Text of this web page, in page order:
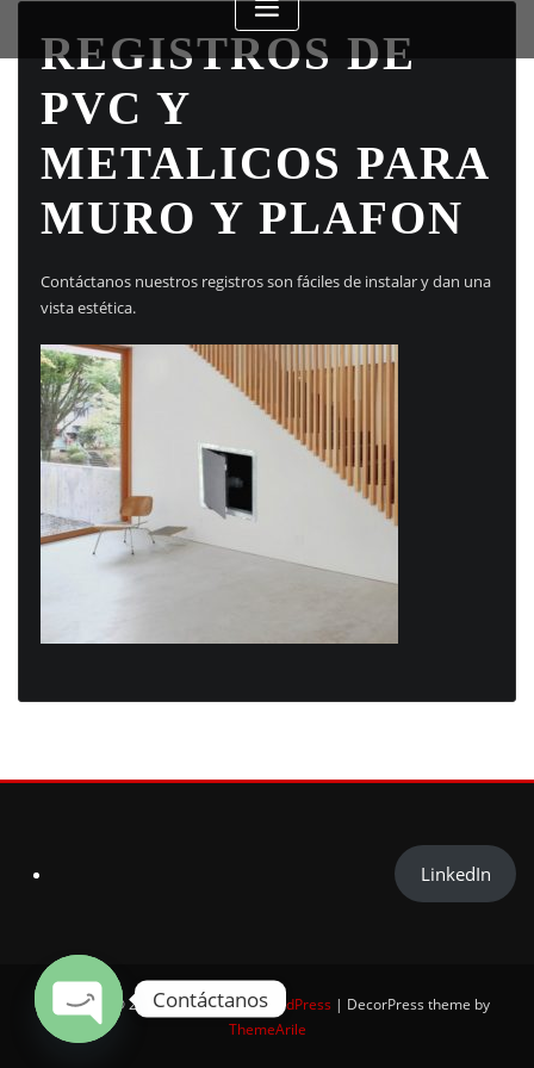
REGISTROS DE
PVC Y
METALICOS PARA
MURO Y PLAFON
Contáctanos nuestros registros son fáciles de instalar y dan una
vista estética.
LinkedIn
Copyright © 2025 | Powered byWordPress | DecorPress theme by
ThemeArile
Contáctanos
Open chaty